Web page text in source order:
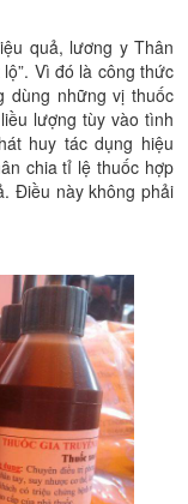
quả, lương y Thân
Vì đó là công thức
dùng những vị thuốc
lượng tùy vào tình
huy tác dụng hiệu
chia tỉ lệ thuốc hợp
Điều này không phải